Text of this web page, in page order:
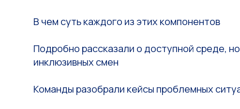
В чем суть каждого из этих компонентов
Подробно рассказали о доступной среде,
инклюзивных смен
Команды разобрали кейсы проблемных